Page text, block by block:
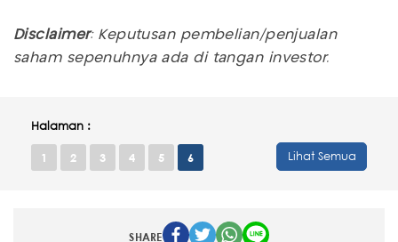
Disclaimer: Keputusan pembelian/penjualan
saham sepenuhnya ada di tangan investor.
Halaman :
1 2 3 4 5 6 Lihat Semua
SHARE